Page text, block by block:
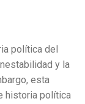
política del
y la
esta
historia política